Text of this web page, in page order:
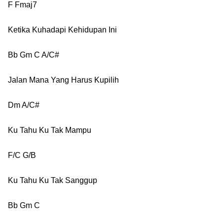
F Fmaj7
Ketika Kuhadapi Kehidupan Ini
Bb Gm C A/C#
Jalan Mana Yang Harus Kupilih
Dm A/C#
Ku Tahu Ku Tak Mampu
F/C G/B
Ku Tahu Ku Tak Sanggup
Bb Gm C